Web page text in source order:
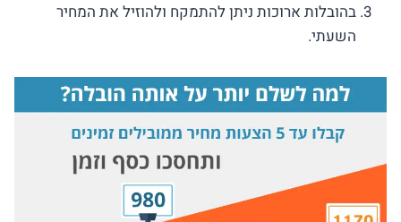
בהובלות ארוכות ניתן להתמקח ולהוזיל את המחיר
השעתי.